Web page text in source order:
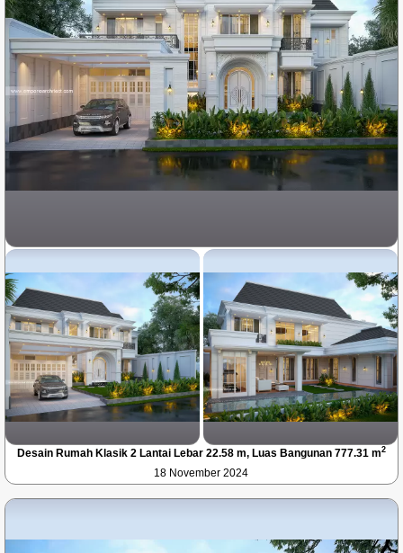
Desain Rumah Klasik 2 Lantai Lebar 22.58 m, Luas Bangunan 777.31 m2
18 November 2024